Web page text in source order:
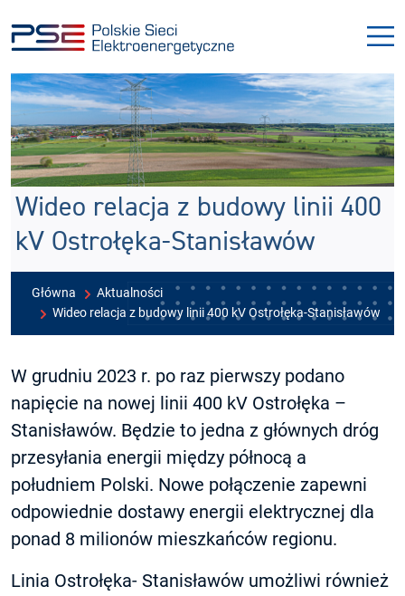
do
menu
do
treści
Wideo relacja z budowy linii 400
kV Ostrołęka-Stanisławów
Główna
Aktualności
Wideo relacja z budowy linii 400 kV Ostrołęka-Stanisławów
W grudniu 2023 r. po raz pierwszy podano
napięcie na nowej linii 400 kV Ostrołęka –
Stanisławów. Będzie to jedna z głównych dróg
przesyłania energii między północą a
południem Polski. Nowe połączenie zapewni
odpowiednie dostawy energii elektrycznej dla
ponad 8 milionów mieszkańców regionu.
Linia Ostrołęka- Stanisławów umożliwi również